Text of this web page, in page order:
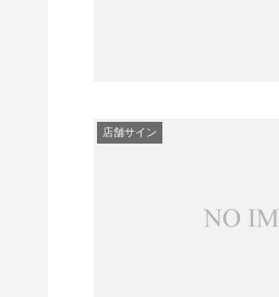
店舗サイン